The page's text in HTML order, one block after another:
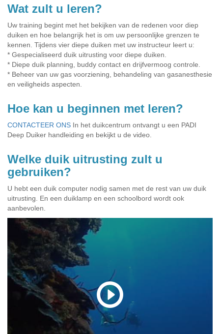
Wat zult u leren?
Uw training begint met het bekijken van de redenen voor diep
duiken en hoe belangrijk het is om uw persoonlijke grenzen te
kennen. Tijdens vier diepe duiken met uw instructeur leert u:
* Gespecialiseerd duik uitrusting voor diepe duiken.
* Diepe duik planning, buddy contact en drijfvermoog controle.
* Beheer van uw gas voorziening, behandeling van gasanesthesie
en veiligheids aspecten.
Hoe kan u beginnen met leren?
CONTACTEER ONS In het duikcentrum ontvangt u een PADI
Deep Duiker handleiding en bekijkt u de video.
Welke duik uitrusting zult u
gebruiken?
U hebt een duik computer nodig samen met de rest van uw duik
uitrusting. En een duiklamp en een schoolbord wordt ook
aanbevolen.